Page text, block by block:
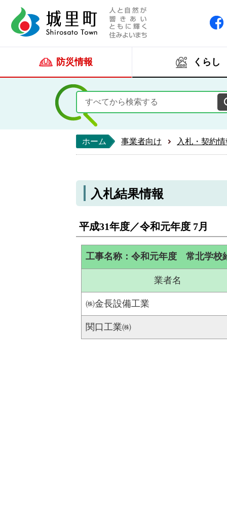
防災情報 くらし
ホーム 事業者向け 入札・契約
入札結果情報
平成31年度／令和元年度 7月
工事名称：令和元年度 常北学校
業者名
㈱金長設備工業
関口工業㈱